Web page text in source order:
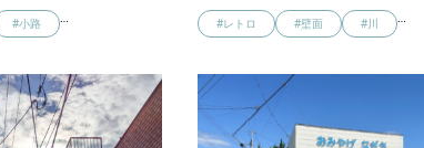
#小路 … #レトロ #壁面 #川 …